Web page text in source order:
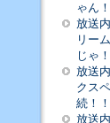
ゃん！
放送
リー
じゃ！
放送
クス
続！
放送